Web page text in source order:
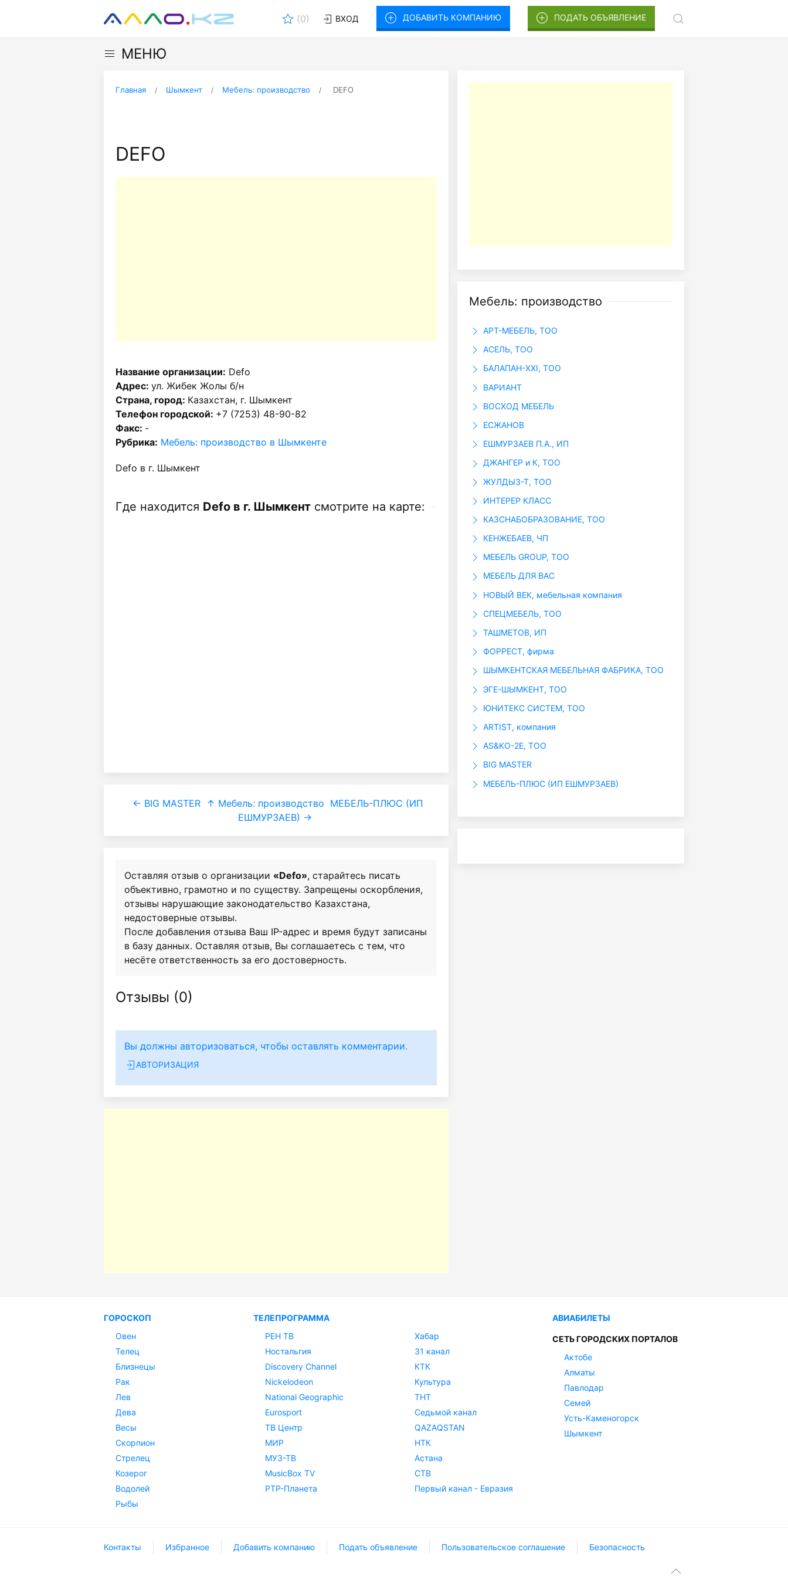
(0) ВХОД ДОБАВИТЬ КОМПАНИЮ ПОДАТЬ ОБЪЯВЛЕНИЕ
МЕНЮ
Главная Шымкент Мебель: производство DEFO
DEFO
Название организации: Defo
Адрес: ул. Жибек Жолы б/н
Страна, город: Казахстан, г. Шымкент
Телефон городской: +7 (7253) 48-90-82
Факс: -
Рубрика: Мебель: производство в Шымкенте
Defo в г. Шымкент
Где находится Defo в г. Шымкент смотрите на карте:
← BIG MASTER ↑ Мебель: производство МЕБЕЛЬ-ПЛЮС (ИП
ЕШМУРЗАЕВ) →
Оставляя отзыв о организации «Defo», старайтесь писать
объективно, грамотно и по существу. Запрещены оскорбления,
отзывы нарушающие законодательство Казахстана,
недостоверные отзывы.
После добавления отзыва Ваш IP-адрес и время будут записаны
в базу данных. Оставляя отзыв, Вы соглашаетесь с тем, что
несёте ответственность за его достоверность.
Отзывы (0)
Вы должны авторизоваться, чтобы оставлять комментарии.
АВТОРИЗАЦИЯ
Мебель: производство
АРТ-МЕБЕЛЬ, ТОО
АСЕЛЬ, ТОО
БАЛАПАН-XXI, ТОО
ВАРИАНТ
ВОСХОД МЕБЕЛЬ
ЕСЖАНОВ
ЕШМУРЗАЕВ П.А., ИП
ДЖАНГЕР и К, ТОО
ЖУЛДЫЗ-Т, ТОО
ИНТЕРЕР КЛАСС
КАЗСНАБОБРАЗОВАНИЕ, ТОО
КЕНЖЕБАЕВ, ЧП
МЕБЕЛЬ GROUP, ТОО
МЕБЕЛЬ ДЛЯ ВАС
НОВЫЙ ВЕК, мебельная компания
СПЕЦМЕБЕЛЬ, ТОО
ТАШМЕТОВ, ИП
ФОРРЕСТ, фирма
ШЫМКЕНТСКАЯ МЕБЕЛЬНАЯ ФАБРИКА, ТОО
ЭГЕ-ШЫМКЕНТ, ТОО
ЮНИТЕКС СИСТЕМ, ТОО
ARTIST, компания
AS&KO-2E, ТОО
BIG MASTER
МЕБЕЛЬ-ПЛЮС (ИП ЕШМУРЗАЕВ)
ГОРОСКОП
Овен
Телец
Близнецы
Рак
Лев
Дева
Весы
Скорпион
Стрелец
Козерог
Водолей
Рыбы
ТЕЛЕПРОГРАММА
РЕН ТВ
Ностальгия
Discovery Channel
Nickelodeon
National Geographic
Eurosport
ТВ Центр
МИР
МУЗ-ТВ
MusicBox TV
РТР-Планета
Хабар
31 канал
КТК
Культура
ТНТ
Седьмой канал
QAZAQSTAN
НТК
Астана
СТВ
Первый канал - Евразия
АВИАБИЛЕТЫ
СЕТЬ ГОРОДСКИХ ПОРТАЛОВ
Актобе
Алматы
Павлодар
Семей
Усть-Каменогорск
Шымкент
Контакты Избранное Добавить компанию Подать объявление Пользовательское соглашение Безопасность